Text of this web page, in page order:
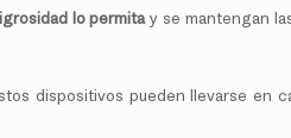
lo permitay se mantengan
dispositivos pueden llevarse en